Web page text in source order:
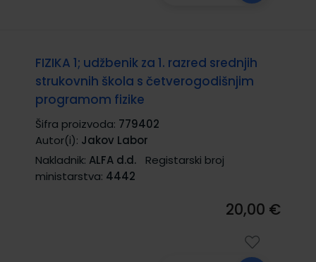
FIZIKA 1; udžbenik za 1. razred srednjih
strukovnih škola s četverogodišnjim
programom fizike
Šifra proizvoda: 779402
Autor(i): Jakov Labor
Nakladnik: ALFA d.d.
Registarski broj
ministarstva: 4442
20,00 €